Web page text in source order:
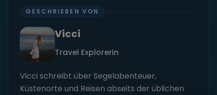
GESCHRIEBEN VON
Vicci
Travel Explorerin
Vicci schreibt über Segelabenteuer,
Küstenorte und Reisen abseits der üblichen